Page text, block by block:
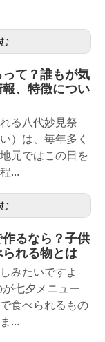
て？誰もが気
、特徴につい
る八代妙見祭
）は、毎年多く
元ではこの日を
...
るなら？子供
れる物とは
みたいですよ
七夕メニュー
食べられるもの
...